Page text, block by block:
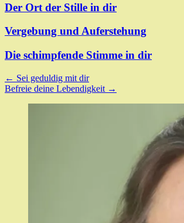
Der Ort der Stille in dir
Vergebung und Auferstehung
Die schimpfende Stimme in dir
Post
navigation
← Sei geduldig mit dir
Befreie deine Lebendigkeit →